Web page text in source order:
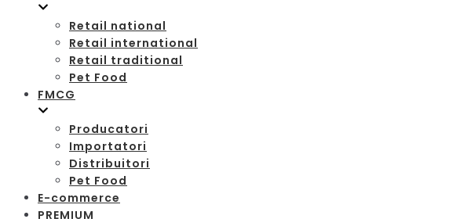
Retail national
Retail international
Retail traditional
Pet Food
FMCG
Producatori
Importatori
Distribuitori
Pet Food
E-commerce
PREMIUM